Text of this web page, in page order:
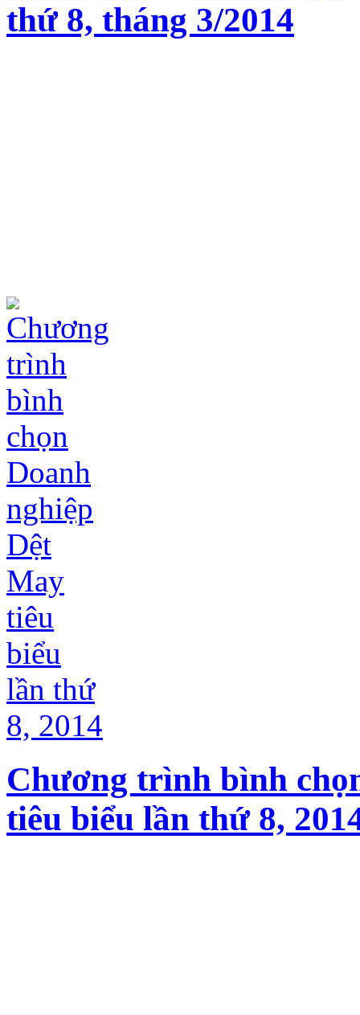
thứ 8, tháng 3/2014
Chương trình bình
tiêu biểu lần thứ 8,